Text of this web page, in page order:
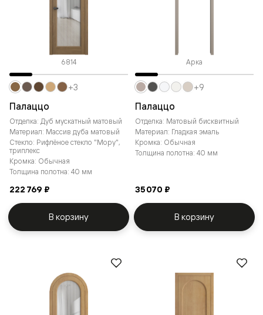
6814
Палаццо
Отделка: Дуб мускатный матовый
Материал: Массив дуба матовый
Стекло: Рифлёное стекло "Мору",
триплекс
Кромка: Обычная
Толщина полотна: 40 мм
222 769 ₽
+3
В корзину
Арка
Палаццо
Отделка: Матовый бисквитный
Материал: Гладкая эмаль
Кромка: Обычная
Толщина полотна: 40 мм
35 070 ₽
+9
В корзину